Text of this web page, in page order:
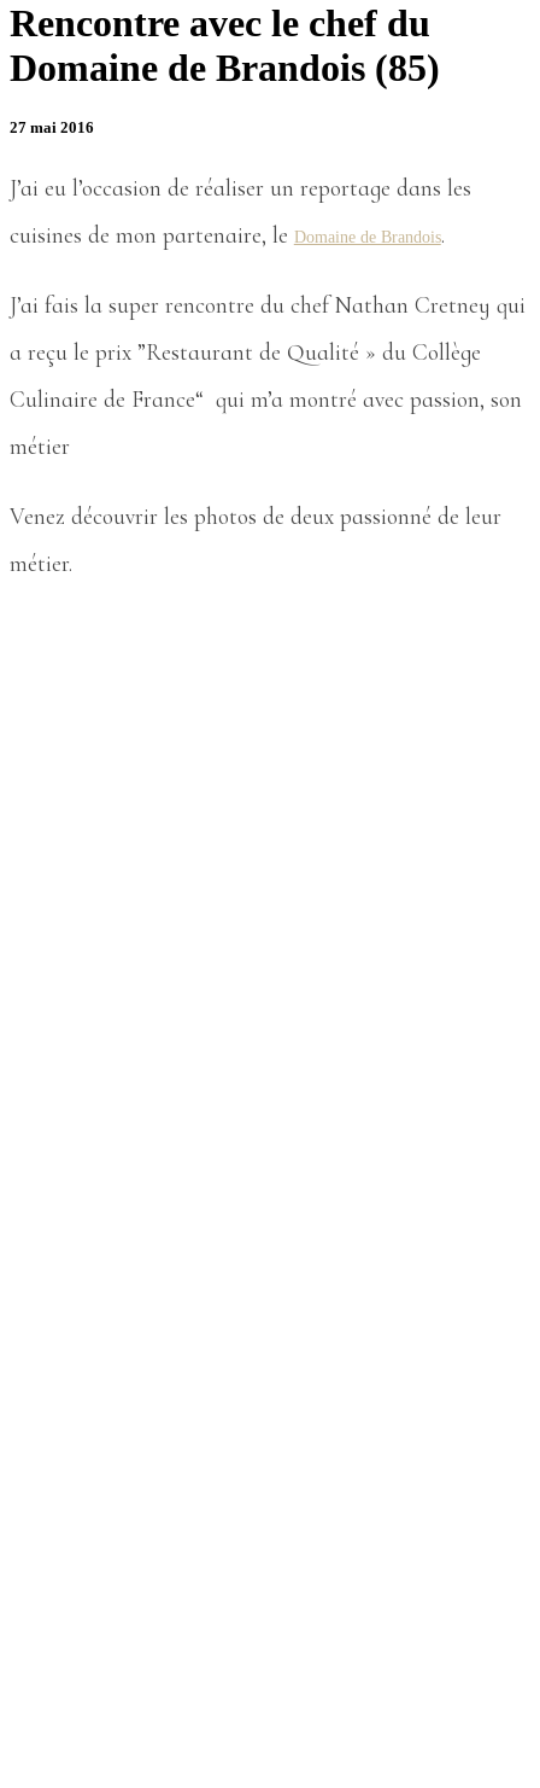
Rencontre avec le chef du
Domaine de Brandois (85)
27 mai 2016
J’ai eu l’occasion de réaliser un reportage dans les
cuisines de mon partenaire, le Domaine de Brandois.
J’ai fais la super rencontre du chef Nathan Cretney qui
a reçu le prix ”Restaurant de Qualité » du Collège
Culinaire de France“ qui m’a montré avec passion, son
métier
Venez découvrir les photos de deux passionné de leur
métier.